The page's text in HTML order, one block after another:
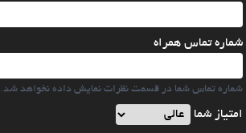
شماره تماس همراه
شماره تماس شما در قسمت نظرات نمایش داده نخواهد شد.
امتیاز شما